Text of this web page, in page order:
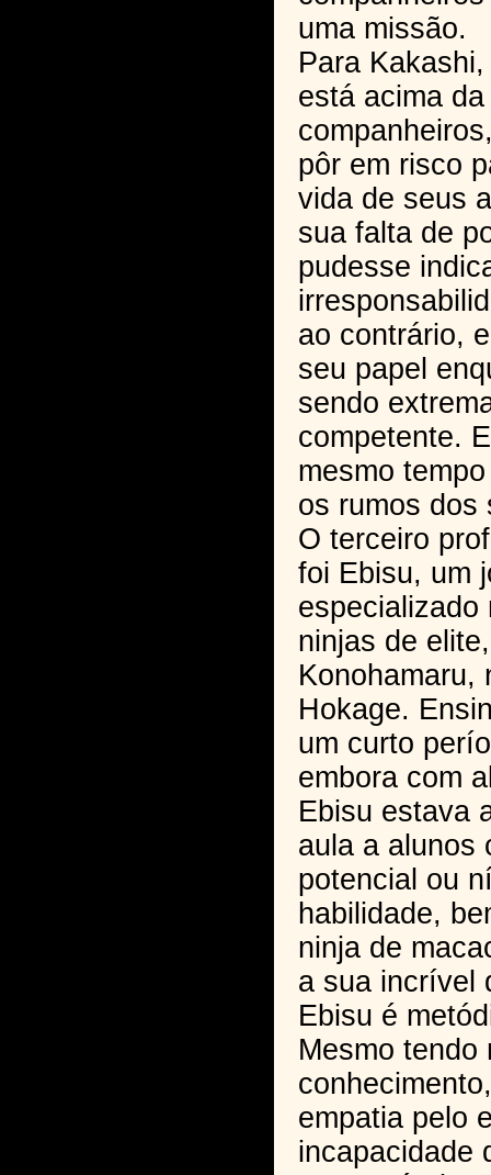
uma missão.
Para
está acima
pôr em risco
vida de seus
sua falta de
pudesse
ao contrário,
seu papel
sendo
competente.
mesmo
os rumos dos
O terceiro
foi Ebisu, um
especializado
ninjas de
Konohamaru,
Hokage.
um curto
embora com
Ebisu estava
aula a alunos
potencial ou
habilidade,
ninja de
a sua incrível
Ebisu é
Mesmo tendo
empatia pelo
incapacidade